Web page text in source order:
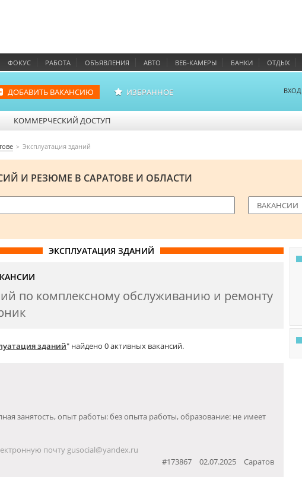
ФОКУС РАБОТА ОБЪЯВЛЕНИЯ АВТО ВЕБ-КАМЕРЫ БАНКИ ОТДЫХ
ДОБАВИТЬ ВАКАНСИЮ ИЗБРАННОЕ ВХОД
КОММЕРЧЕСКИЙ ДОСТУП
Эксплуатация зданий
И РЕЗЮМЕ В САРАТОВЕ И ОБЛАСТИ
ЭКСПЛУАТАЦИЯ ЗДАНИЙ
по комплексному обслуживанию и ремонту
зданий" найдено 0 активных вакансий.
занятость, опыт работы: без опыта работы, образование: не имеет
почту gusocial@yandex.ru
#173867
02.07.2025 Саратов